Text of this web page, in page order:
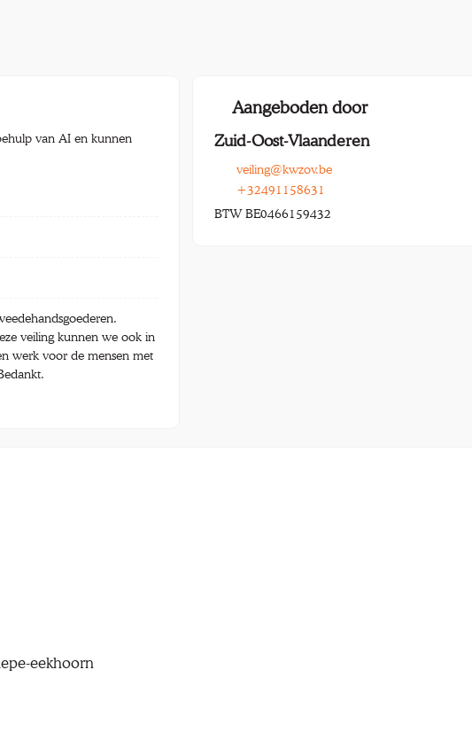
van AI en kunnen
veiling kunnen we ook in
werk voor de mensen met
Aangeboden door
Zuid-Oost-Vlaanderen
veiling@kwzov.be
+32491158631
BTW BE0466159432
eekhoorn